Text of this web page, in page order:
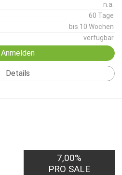
n.a.
60 Tage
bis 10 Wochen
verfügbar
Anmelden
Details
7,00%
PRO SALE